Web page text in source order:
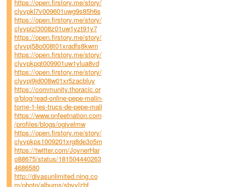
https://open.firstory.me/story/
clyvpkl7v009601uwg9s85h6s
https://open.firstory.me/story/
clyvpizl3008z01uw1yzt91y7
https://open.firstory.me/story/
clyvpj58o008t01xradfs8kwm
https://open.firstory.me/story/
clyvpkpqt009901uw1ylua8vd
https://open.firstory.me/story/
clyvpj9jd008w01xr5zacbluy
https://community.thoracic.or
g/blog/read-online-pepe-malin-
tome-1-les-trucs-de-pepe-mali
https://www.onfeetnation.com
/profiles/blogs/ogjvelmw
https://open.firstory.me/story/
clyvpkps1009201xrg8de3o5m
https://twitter.com/JoynerHar
o88675/status/181504440263
4686580
http://divasunlimited.ning.co
m/photo/albums/sbvvlzbf